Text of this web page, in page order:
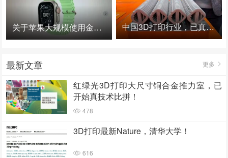
关于苹果大规模使用金属3D打印的思考 中国3D打印行业，已真正进入爆发时代！
最新文章 更多
红绿光3D打印大尺寸铜合金推力室，已
开始真技术比拼！
478
3D打印最新Nature，清华大学！
616